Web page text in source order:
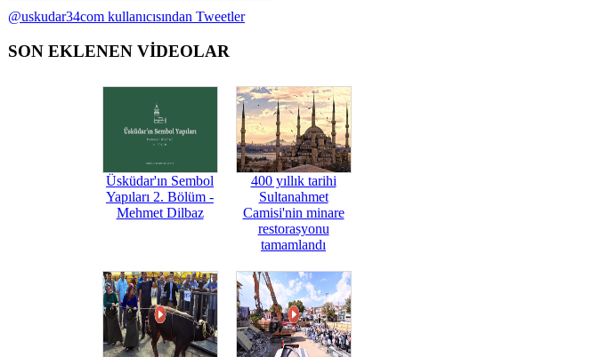
@uskudar34com kullanıcısından Tweetler
SON EKLENEN VİDEOLAR
Üsküdar'ın Sembol
Yapıları 2. Bölüm -
Mehmet Dilbaz
400 yıllık tarihi
Sultanahmet
Camisi'nin minare
restorasyonu
tamamlandı